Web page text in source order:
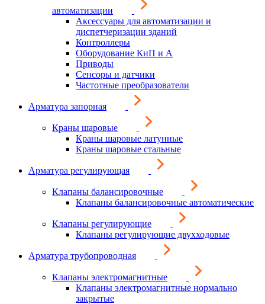
автоматизации
Аксессуары для автоматизации и
диспетчеризации зданий
Контроллеры
Оборудование КиП и А
Приводы
Сенсоры и датчики
Частотные преобразователи
Арматура запорная
Краны шаровые
Краны шаровые латунные
Краны шаровые стальные
Арматура регулирующая
Клапаны балансировочные
Клапаны балансировочные автоматические
Клапаны регулирующие
Клапаны регулирующие двухходовые
Арматура трубопроводная
Клапаны электромагнитные
Клапаны электромагнитные нормально
закрытые